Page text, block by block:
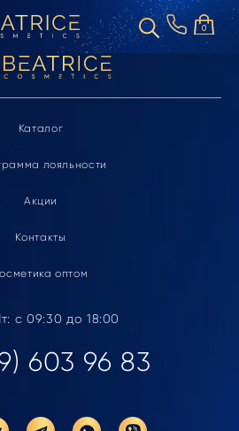
0
Каталог
лояльности
Акции
Контакты
оптом
с 09:30 до 18:00
603 96 83